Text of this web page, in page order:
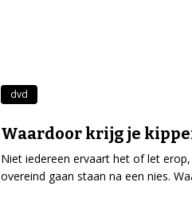
dvd
Waardoor krijg je
Niet iedereen ervaart het of let
overeind gaan staan na een nies.